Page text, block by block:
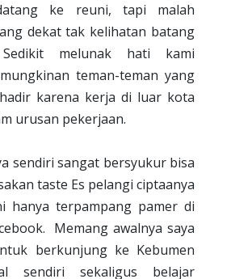
ke reuni, tapi malah
dekat tak kelihatan batang
Sedikit melunak hati kami
teman-teman yang
karena kerja di luar kota
urusan pekerjaan.
sendiri sangat bersyukur bisa
taste Es pelangi ciptaanya
hanya terpampang pamer di
Memang awalnya saya
berkunjung ke Kebumen
sendiri sekaligus belajar